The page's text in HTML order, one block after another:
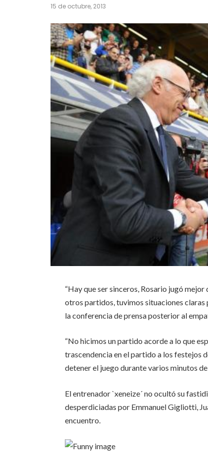
15 de octubre, 2013
“Hay que ser sinceros, Rosario jugó
otros partidos, tuvimos situaciones claras
la conferencia de prensa posterior al
“No hicimos un partido acorde a lo que
trascendencia en el partido a los festejos
detener el juego durante varios minutos
El entrenador `xeneize´ no ocultó su
desperdiciadas por Emmanuel Gigliotti,
encuentro.